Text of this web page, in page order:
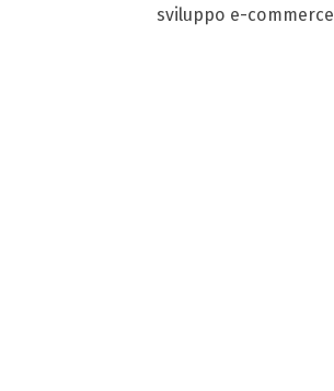
sviluppo e-commerce